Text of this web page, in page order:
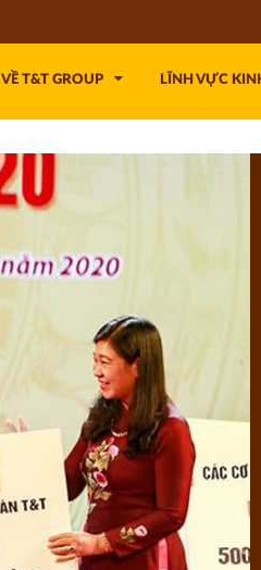
VỀ T&T GROUP LĨNH VỰC